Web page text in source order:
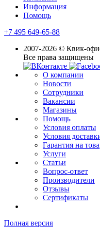
Информация
Помощь
+7 495 649-65-88
2007-2026 © Квик-
Все права защищены
О компании
Новости
Сотрудники
Вакансии
Магазины
Помощь
Условия оплаты
Условия
Гарантия на
Услуги
Статьи
Вопрос-ответ
Производители
Отзывы
Сертификаты
Полная версия